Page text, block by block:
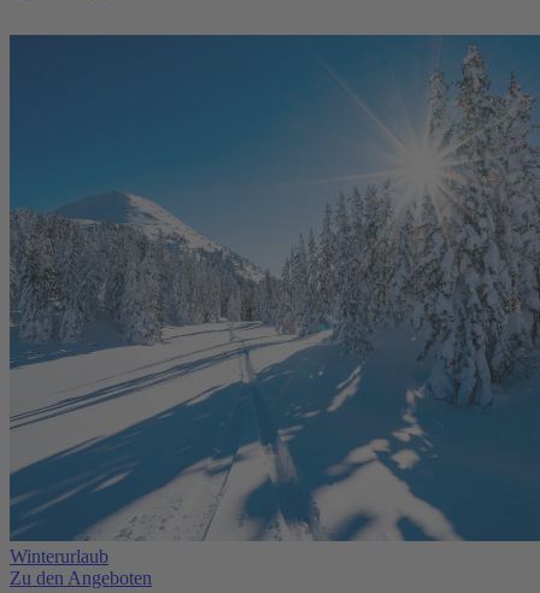
Winterurlaub
Zu den Angeboten